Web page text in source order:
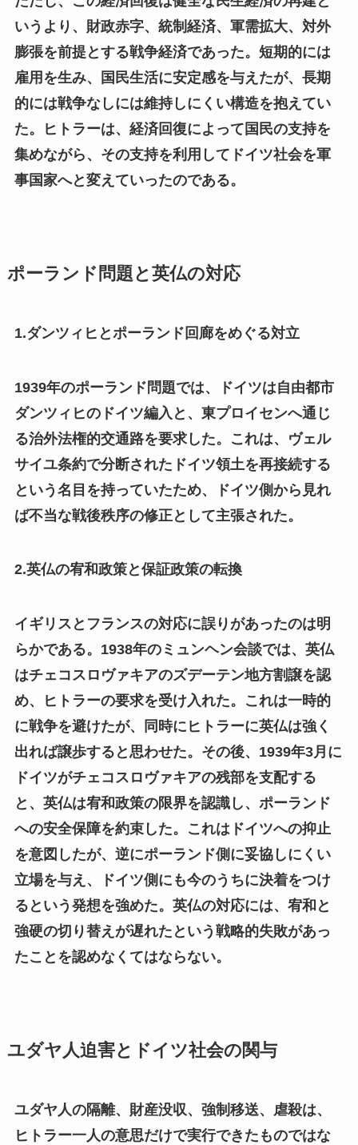
いうより、財政赤字、統制経済、軍需拡大、対外
膨張を前提とする戦争経済であった。短期的には
雇用を生み、国民生活に安定感を与えたが、長期
的には戦争なしには維持しにくい構造を抱えてい
た。ヒトラーは、経済回復によって国民の支持を
集めながら、その支持を利用してドイツ社会を軍
事国家へと変えていったのである。
ポーランド問題と英仏の対応
1.ダンツィヒとポーランド回廊をめぐる対立
1939年のポーランド問題では、ドイツは自由都市
ダンツィヒのドイツ編入と、東プロイセンへ通じ
る治外法権的交通路を要求した。これは、ヴェル
サイユ条約で分断されたドイツ領土を再接続する
という名目を持っていたため、ドイツ側から見れ
ば不当な戦後秩序の修正として主張された。
2.英仏の宥和政策と保証政策の転換
イギリスとフランスの対応に誤りがあったのは明
らかである。1938年のミュンヘン会談では、英仏
はチェコスロヴァキアのズデーテン地方割譲を認
め、ヒトラーの要求を受け入れた。これは一時的
に戦争を避けたが、同時にヒトラーに英仏は強く
出れば譲歩すると思わせた。その後、1939年3月に
ドイツがチェコスロヴァキアの残部を支配する
と、英仏は宥和政策の限界を認識し、ポーランド
への安全保障を約束した。これはドイツへの抑止
を意図したが、逆にポーランド側に妥協しにくい
立場を与え、ドイツ側にも今のうちに決着をつけ
るという発想を強めた。英仏の対応には、宥和と
強硬の切り替えが遅れたという戦略的失敗があっ
たことを認めなくてはならない。
ユダヤ人迫害とドイツ社会の関与
ユダヤ人の隔離、財産没収、強制移送、虐殺は、
ヒトラー一人の意思だけで実行できたものではな